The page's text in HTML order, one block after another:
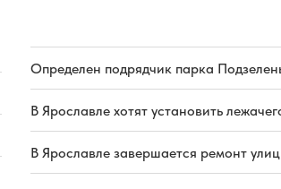
Определен подрядчик парка
В Ярославле хотят установить
В Ярославле завершается ремонт